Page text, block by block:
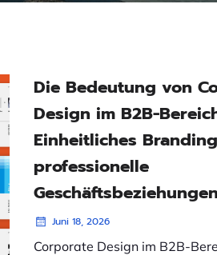
Die Bedeutung von
Design im B2B-
Einheitliches
professionelle
Geschäftsbeziehungen
Juni 18, 2026
Corporate Design im B2B-